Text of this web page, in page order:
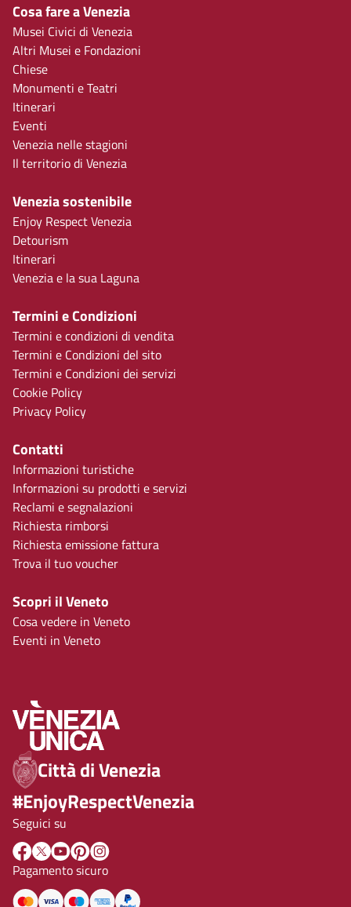
Cosa fare a Venezia
Musei Civici di Venezia
Altri Musei e Fondazioni
Chiese
Monumenti e Teatri
Itinerari
Eventi
Venezia nelle stagioni
Il territorio di Venezia
Venezia sostenibile
Enjoy Respect Venezia
Detourism
Itinerari
Venezia e la sua Laguna
Termini e Condizioni
Termini e condizioni di vendita
Termini e Condizioni del sito
Termini e Condizioni dei servizi
Cookie Policy
Privacy Policy
Contatti
Informazioni turistiche
Informazioni su prodotti e servizi
Reclami e segnalazioni
Richiesta rimborsi
Richiesta emissione fattura
Trova il tuo voucher
Scopri il Veneto
Cosa vedere in Veneto
Eventi in Veneto
Città di Venezia
#EnjoyRespectVenezia
Seguici su
Pagamento sicuro